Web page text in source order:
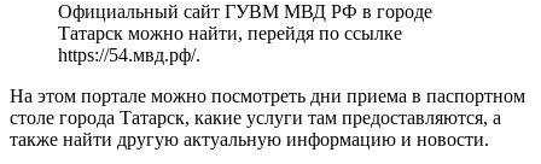
Официальный сайт ГУВМ МВД РФ в городе
Татарск можно найти, перейдя по ссылке
https://54.мвд.рф/.
На этом портале можно посмотреть дни приема в паспортном
столе города Татарск, какие услуги там предоставляются, а
также найти другую актуальную информацию и новости.